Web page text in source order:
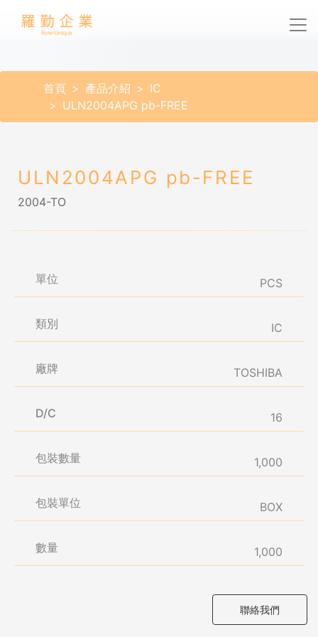
首頁 產品介紹
IC
ULN2004APG pb-FREE
ULN2004APG pb-FREE
2004-TO
單位 PCS
類別 IC
廠牌 TOSHIBA
D/C 16
包裝數量 1,000
包裝單位 BOX
數量 1,000
聯絡我們